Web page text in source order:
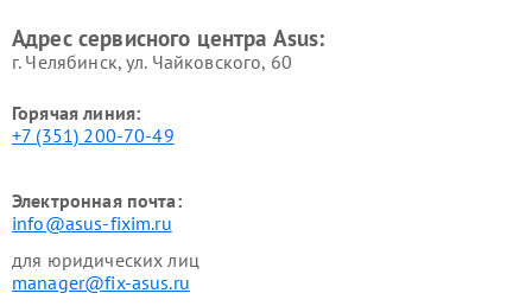
Адрес сервисного центра Asus:
г. Челябинск, ул. Чайковского, 60
Горячая линия:
+7 (351) 200-70-49
Электронная почта:
info@asus-fixim.ru
для юридических лиц
manager@fix-asus.ru